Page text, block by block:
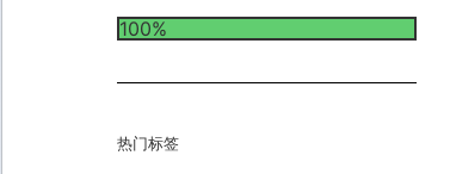
100%
热门标签